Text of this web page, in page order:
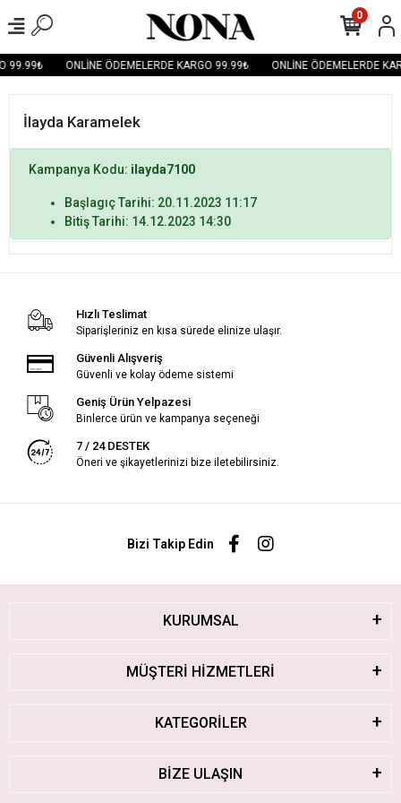
99.99₺ ONLİNE ÖDEMELERDE KARGO 99.99₺ ONLİNE ÖDEMELERDE
0
İlayda Karamelek
Kampanya Kodu: ilayda7100
Başlagıç Tarihi: 20.11.2023 11:17
Bitiş Tarihi: 14.12.2023 14:30
Hızlı Teslimat
Siparişleriniz en kısa sürede elinize ulaşır.
Güvenli Alışveriş
Güvenli ve kolay ödeme sistemi
Geniş Ürün Yelpazesi
Binlerce ürün ve kampanya seçeneği
7 / 24 DESTEK
Öneri ve şikayetlerinizi bize iletebilirsiniz.
Bizi Takip Edin
KURUMSAL
MÜŞTERİ HİZMETLERİ
KATEGORİLER
BİZE ULAŞIN